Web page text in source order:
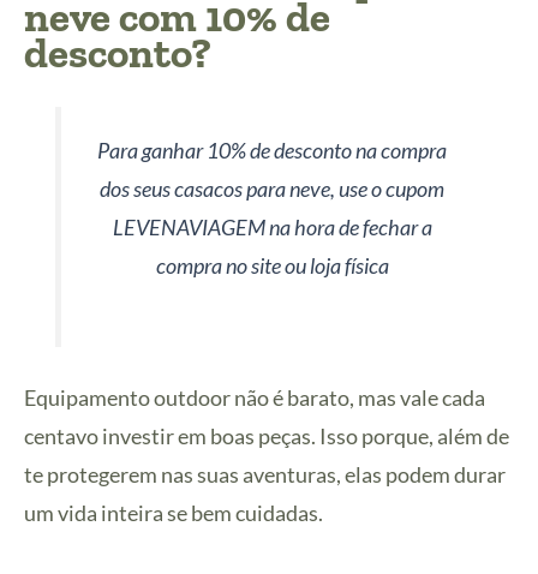
neve com 10% de
desconto?
Para ganhar 10% de desconto na compra
dos seus casacos para neve, use o cupom
LEVENAVIAGEM na hora de fechar a
compra no site ou loja física
Equipamento outdoor não é barato, mas vale cada
centavo investir em boas peças. Isso porque, além de
te protegerem nas suas aventuras, elas podem durar
um vida inteira se bem cuidadas.